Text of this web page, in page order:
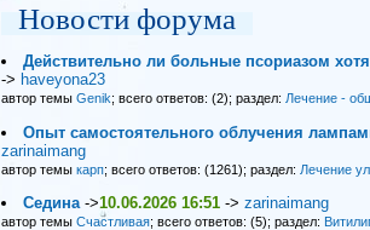
Новости форума
Действительно ли больные псориазом
-> haveyona23
автор темы Genik; всего ответов: (2); раздел: Лечение -
Опыт самостоятельного облучения
zarinaimang
автор темы карп; всего ответов: (1261); раздел: Лечение
Седина ->10.06.2026 16:51 ->zarinaimang
автор темы Счастливая; всего ответов: (5); раздел: